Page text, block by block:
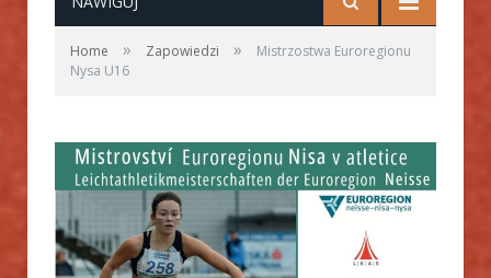
Home » Zapowiedzi »
Mistrzostwa Euroregionu
Nysa U16